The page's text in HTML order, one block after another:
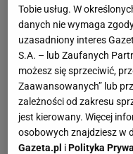
Tobie usług. W
danych nie wymaga
uzasadniony interes
S.A. – lub Zaufanych
możesz się sprzeciwić,
Zaawansowanych” lub
zależności od zakresu
jest kierowany. Więcej
osobowych znajdziesz w
Gazeta.pl iPolityka